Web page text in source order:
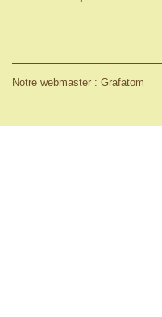
Notre webmaster : Grafatom